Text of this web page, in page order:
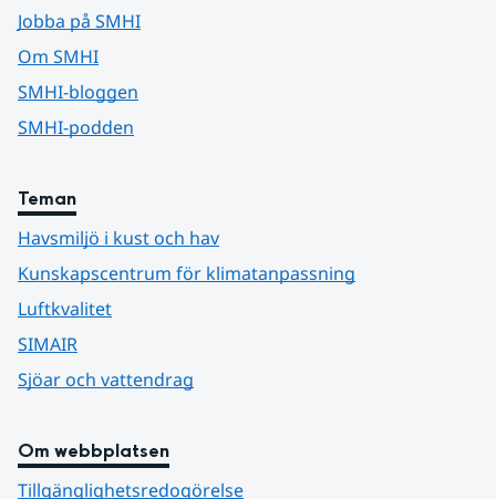
Jobba på SMHI
Om SMHI
SMHI-bloggen
SMHI-podden
Teman
Havsmiljö i kust och hav
Kunskapscentrum för klimatanpassning
Luftkvalitet
SIMAIR
Sjöar och vattendrag
Om webbplatsen
Tillgänglighetsredogörelse